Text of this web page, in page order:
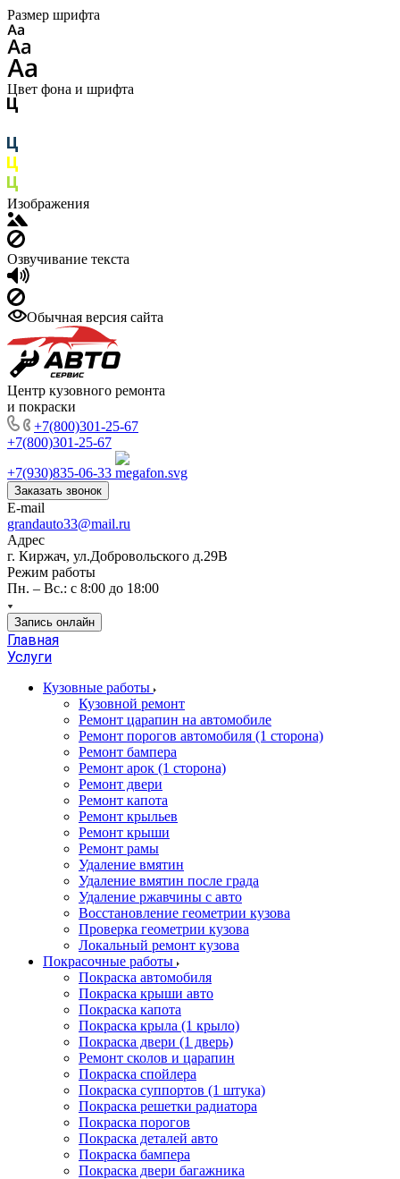
Размер шрифта
Цвет фона и шрифта
Изображения
Озвучивание текста
Обычная версия сайта
Центр кузовного ремонта
и покраски
+7(800)301-25-67
+7(800)301-25-67
+7(930)835-06-33
Заказать звонок
E-mail
grandauto33@mail.ru
Адрес
г. Киржач, ул.Добровольского д.29В
Режим работы
Пн. – Вс.: с 8:00 до 18:00
Запись онлайн
Главная
Услуги
Кузовные работы
Кузовной ремонт
Ремонт царапин на автомобиле
Ремонт порогов автомобиля (1 сторона)
Ремонт бампера
Ремонт арок (1 сторона)
Ремонт двери
Ремонт капота
Ремонт крыльев
Ремонт крыши
Ремонт рамы
Удаление вмятин
Удаление вмятин после града
Удаление ржавчины с авто
Восстановление геометрии кузова
Проверка геометрии кузова
Локальный ремонт кузова
Покрасочные работы
Покраска автомобиля
Покраска крыши авто
Покраска капота
Покраска крыла (1 крыло)
Покраска двери (1 дверь)
Ремонт сколов и царапин
Покраска спойлера
Покраска суппортов (1 штука)
Покраска решетки радиатора
Покраска порогов
Покраска деталей авто
Покраска бампера
Покраска двери багажника